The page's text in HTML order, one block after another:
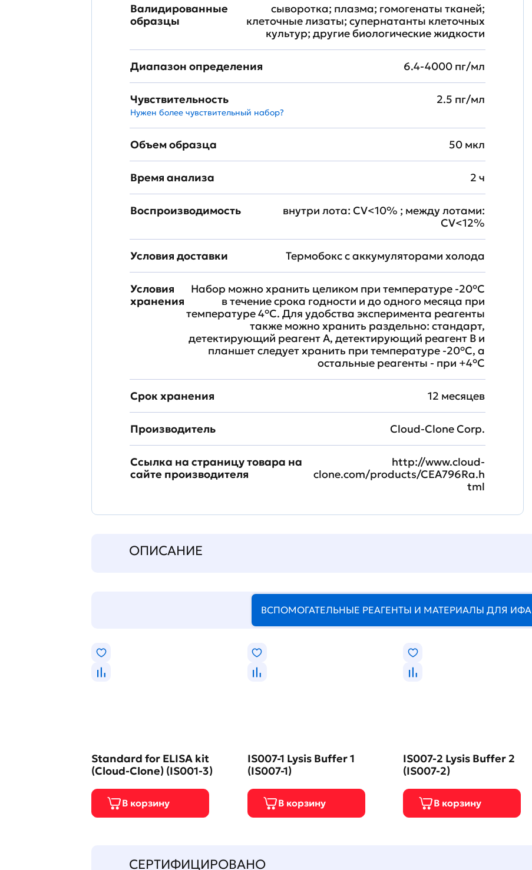
Валидированные
образцы
сыворотка; плазма; гомогенаты тканей;
клеточные лизаты; супернатанты клеточных
культур; другие биологические жидкости
Диапазон определения 6.4-4000 пг/мл
Чувствительность
Нужен более чувствительный набор?
2.5 пг/мл
Объем образца 50 мкл
Время анализа 2 ч
Воспроизводимость
внутри лота: CV<10% ; между лотами:
CV<12%
Условия доставки Термобокс с аккумуляторами холода
Условия
хранения
Набор можно хранить целиком при температуре -20°C
в течение срока годности и до одного месяца при
температуре 4°C. Для удобства эксперимента реагенты
также можно хранить раздельно: стандарт,
детектирующий реагент A, детектирующий реагент B и
планшет следует хранить при температуре -20°C, а
остальные реагенты - при +4°С
Срок хранения 12 месяцев
Производитель Cloud-Clone Corp.
Ссылка на страницу товара на
сайте производителя
http://www.cloud-
clone.com/products/CEA796Ra.h
tml
ОПИСАНИЕ
ВСПОМОГАТЕЛЬНЫЕ РЕАГЕНТЫ И МАТЕРИАЛЫ ДЛЯ ИФА
Standard for ELISA kit
(Cloud-Clone) (IS001-3)
IS007-1 Lysis Buffer 1
(IS007-1)
IS007-2 Lysis Buffer 2
(IS007-2)
СЕРТИФИЦИРОВАНО